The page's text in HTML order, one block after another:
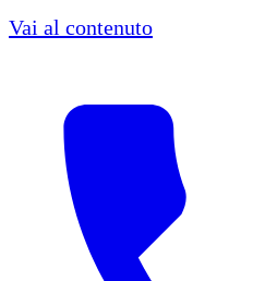
Vai al contenuto